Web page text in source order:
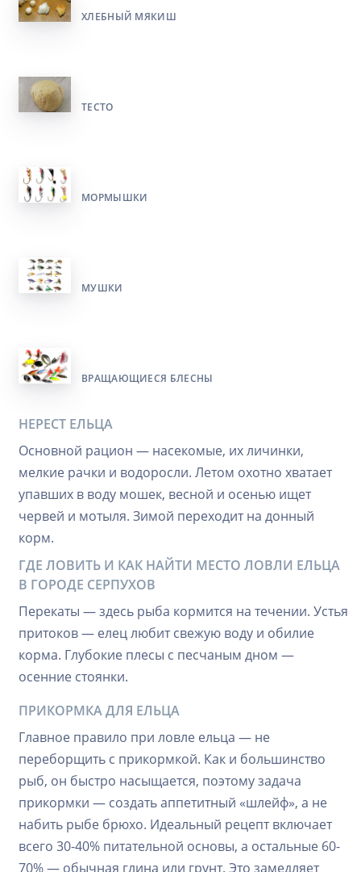
ХЛЕБНЫЙ МЯКИШ
ТЕСТО
МОРМЫШКИ
МУШКИ
ВРАЩАЮЩИЕСЯ БЛЕСНЫ
НЕРЕСТ ЕЛЬЦА
Основной рацион — насекомые, их личинки,
мелкие рачки и водоросли. Летом охотно хватает
упавших в воду мошек, весной и осенью ищет
червей и мотыля. Зимой переходит на донный
корм.
ГДЕ ЛОВИТЬ И КАК НАЙТИ МЕСТО ЛОВЛИ ЕЛЬЦА
В ГОРОДЕ СЕРПУХОВ
Перекаты — здесь рыба кормится на течении. Устья
притоков — елец любит свежую воду и обилие
корма. Глубокие плесы с песчаным дном —
осенние стоянки.
ПРИКОРМКА ДЛЯ ЕЛЬЦА
Главное правило при ловле ельца — не
переборщить с прикормкой. Как и большинство
рыб, он быстро насыщается, поэтому задача
прикормки — создать аппетитный «шлейф», а не
набить рыбе брюхо. Идеальный рецепт включает
всего 30-40% питательной основы, а остальные 60-
70% — обычная глина или грунт. Это замедляет